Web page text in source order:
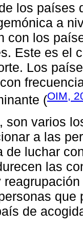
los países
a
con los
Este es el
Los
(OIM,
son varios
a las
de luchar
las
que
de